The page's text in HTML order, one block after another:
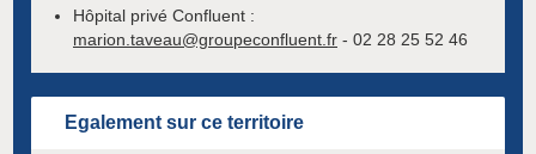
Hôpital privé Confluent :
marion.taveau@groupeconfluent.fr - 02 28 25 52 46
Egalement sur ce territoire